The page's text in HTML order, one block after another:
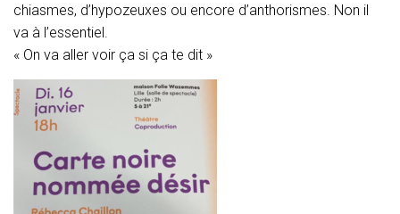
V
chiasmes, d’hypozeuxes ou encore d’anthorismes. Non il
va à l’essentiel.
« On va aller voir ça si ça te dit »